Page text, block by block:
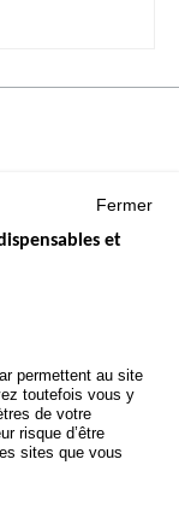
ACCIDENTS DE
Fermer
et
permettent au site
toutefois vous y
de votre
risque d’être
sites que vous